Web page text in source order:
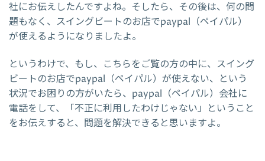
社にお伝えしたんですよね。そしたら、その後は、何の問
題もなく、スイングビートのお店でpaypal（ペイパル）
が使えるようになりましたよ。
というわけで、もし、こちらをご覧の方の中に、スイング
ビートのお店でpaypal（ペイパル）が使えない、という
状況でお困りの方がいたら、paypal（ペイパル）会社に
電話をして、「不正に利用したわけじゃない」ということ
をお伝えすると、問題を解決できると思いますよ。